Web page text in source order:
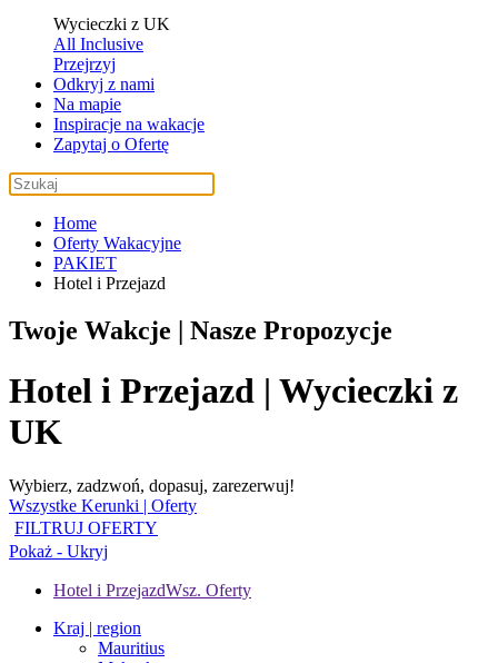
Wycieczki z UK
All Inclusive
Przejrzyj
Odkryj z nami
Na mapie
Inspiracje na wakacje
Zapytaj o Ofertę
Home
Oferty Wakacyjne
PAKIET
Hotel i Przejazd
Twoje Wakcje | Nasze Propozycje
Hotel i Przejazd | Wycieczki z
UK
Wybierz, zadzwoń, dopasuj, zarezerwuj!
Wszystke Kerunki | Oferty
FILTRUJ OFERTY
Pokaż - Ukryj
Hotel i PrzejazdWsz. Oferty
Kraj | region
Mauritius